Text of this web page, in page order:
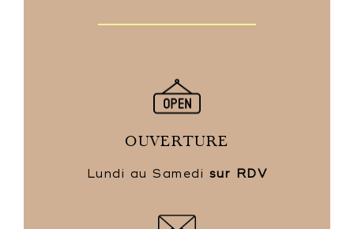
OUVERTURE
Lundi au Samedi sur RDV